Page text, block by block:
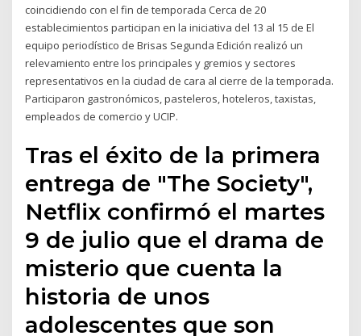
coincidiendo con el fin de temporada Cerca de 20
establecimientos participan en la iniciativa del 13 al 15 de El
equipo periodístico de Brisas Segunda Edición realizó un
relevamiento entre los principales y gremios y sectores
representativos en la ciudad de cara al cierre de la temporada.
Participaron gastronómicos, pasteleros, hoteleros, taxistas,
empleados de comercio y UCIP.
Tras el éxito de la primera
entrega de "The Society",
Netflix confirmó el martes
9 de julio que el drama de
misterio que cuenta la
historia de unos
adolescentes que son